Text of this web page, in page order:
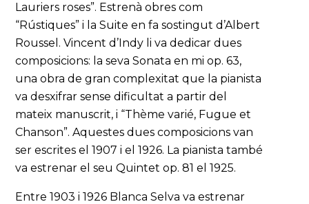
Lauriers roses”. Estrenà obres com
“Rústiques” i la Suite en fa sostingut d’Albert
Roussel. Vincent d’Indy li va dedicar dues
composicions: la seva Sonata en mi op. 63,
una obra de gran complexitat que la pianista
va desxifrar sense dificultat a partir del
mateix manuscrit, i “Thème varié, Fugue et
Chanson”. Aquestes dues composicions van
ser escrites el 1907 i el 1926. La pianista també
va estrenar el seu Quintet op. 81 el 1925.
Entre 1903 i 1926 Blanca Selva va estrenar